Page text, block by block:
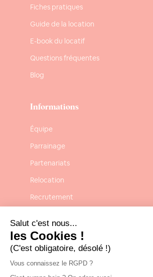
Fiches pratiques
Guide de la location
E-book du locatif
Questions fréquentes
Blog
Informations
Équipe
Parrainage
Partenariats
Relocation
Recrutement
Mentions légales
CGU-CGV
Salut c'est nous...
les Cookies !
(C'est obligatoire, désolé !)
Vous connaissez le RGPD ?